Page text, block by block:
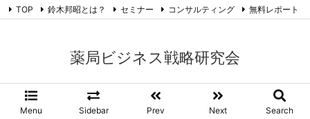
薬局ビジネス戦略研究会
Menu Sidebar Prev Next Search
TOP 鈴木邦昭とは？ セミナー コンサルティング
無料レポート